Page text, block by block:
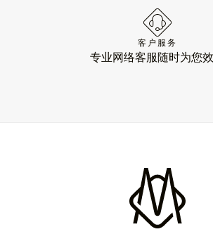
客户服务
专业网络客服随时为您